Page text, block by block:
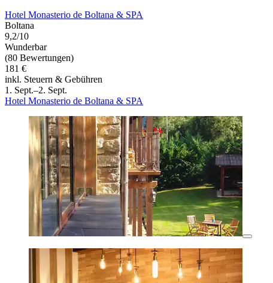
Hotel Monasterio de Boltana & SPA
Boltana
9,2/10
Wunderbar
(80 Bewertungen)
181 €
inkl. Steuern & Gebühren
1. Sept.–2. Sept.
Hotel Monasterio de Boltana & SPA